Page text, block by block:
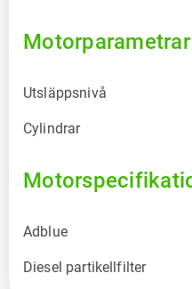
Motorparametrar
Utsläppsnivå
Cylindrar
Adblue
Diesel partikellfilter